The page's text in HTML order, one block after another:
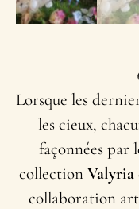
Lorsque les
les cieux,
façonnées par
collection Valyria
collaboration